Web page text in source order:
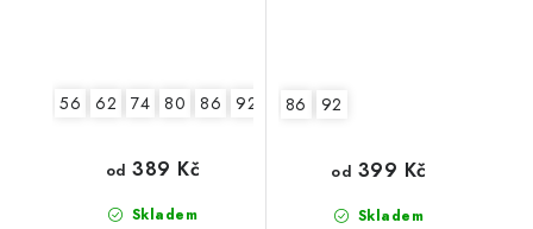
56 62 74 80 86 92
Skladem
od 389 Kč
86 92
Skladem
od 399 Kč